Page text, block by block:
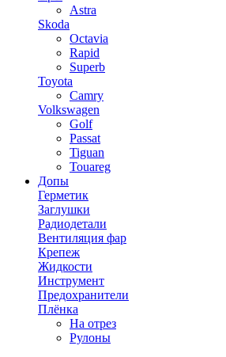
Astra
Skoda
Octavia
Rapid
Superb
Toyota
Camry
Volkswagen
Golf
Passat
Tiguan
Touareg
Допы
Герметик
Заглушки
Радиодетали
Вентиляция фар
Крепеж
Жидкости
Инструмент
Предохранители
Плёнка
На отрез
Рулоны